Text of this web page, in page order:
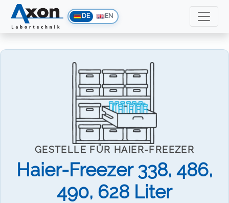
DE EN
GESTELLE FÜR HAIER-FREEZER
Haier-Freezer 338, 486,
490, 628 Liter